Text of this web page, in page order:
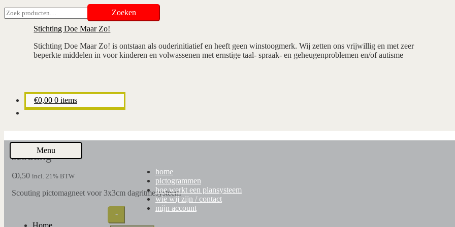
Ga
door
Ga
naar
Stichting Doe Maar Zo!
Stichting Doe Maar Zo! is ontstaan als ouderinitiatief en heeft geen winstoogmerk. Wij zetten ons vrijwillig en met zeer
beperkte middelen in voor kinderen en volwassenen met ernstige taal- spraak- en geheugenproblemen en/of autisme
Zoeken
naar:
Zoeken
Menu
home
pictogrammen
hoe werkt een plansysteem
wie wij zijn / contact
mijn account
Home
€0,00 0 items
scouting
€0,50 incl. 21% BTW
Scouting pictomagneet voor 3x3cm dagritmesysteem
Quantity
-